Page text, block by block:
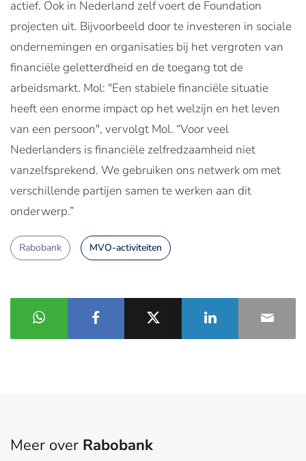
actief. Ook in Nederland zelf voert de Foundation
projecten uit. Bijvoorbeeld door te investeren in sociale
ondernemingen en organisaties bij het vergroten van
financiële geletterdheid en de toegang tot de
arbeidsmarkt. Mol: "Een stabiele financiële situatie
heeft een enorme impact op het welzijn en het leven
van een persoon", vervolgt Mol. “Voor veel
Nederlanders is financiële zelfredzaamheid niet
vanzelfsprekend. We gebruiken ons netwerk om met
verschillende partijen samen te werken aan dit
onderwerp.”
Rabobank MVO-activiteiten
Meer over Rabobank